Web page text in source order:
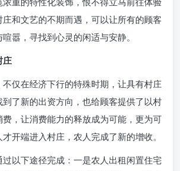
和文艺的不期而遇，可以让所有的顾客
嚣，寻找到心灵的闲适与安静。
庄
仅在经济下行的特殊时期，让具有村庄
了新的出资方向，也给顾客提供了以村
，让消费能力的释放成为可能，更为可
开端进入村庄，农人完成了新的增收。
以下途径完成：一是农人出租闲置住宅